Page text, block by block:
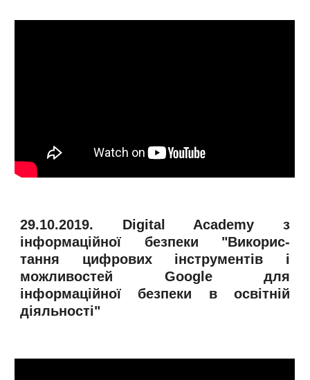
29.10.2019. Digital Academy з
інформаційної безпеки "Викорис-
тання цифрових інструментів і
можливостей Google для
інформаційної безпеки в освітній
діяльності"